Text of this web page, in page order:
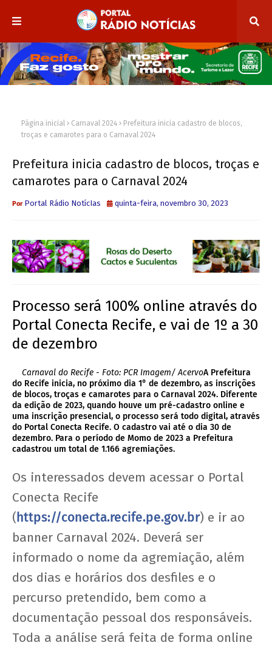
Página inicial Carnaval 2024
Prefeitura inicia cadastro de blocos,
troças e camarotes para o Carnaval 2024
Prefeitura inicia cadastro de blocos, troças e
camarotes para o Carnaval 2024
Portal Rádio NotícIas quinta-feira, novembro 30, 2023
Processo será 100% online através do
Portal Conecta Recife, e vai de 1º a 30
de dezembro
Carnaval do Recife - Foto: PCR Imagem/ AcervoA Prefeitura
do Recife inicia, no próximo dia 1° de dezembro, as inscrições
de blocos, troças e camarotes para o Carnaval 2024. Diferente
da edição de 2023, quando houve um pré-cadastro online e
uma inscrição presencial, o processo será todo digital, através
do Portal Conecta Recife. O cadastro vai até o dia 30 de
dezembro. Para o período de Momo de 2023 a Prefeitura
cadastrou um total de 1.166 agremiações.
Os interessados devem acessar o Portal
Conecta Recife
(https://conecta.recife.pe.gov.br) e ir ao
banner Carnaval 2024. Deverá ser
informado o nome da agremiação, além
dos dias e horários dos desfiles e o
percurso pretendido, bem como a
documentação pessoal dos responsáveis.
Toda a análise será feita de forma online